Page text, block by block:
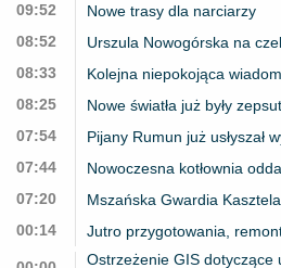
09:52
Nowe trasy dla narciarzy
08:52
Urszula Nowogórska na
08:33
Kolejna niepokojąca
08:25
Nowe światła już były
07:54
Pijany Rumun już usłyszał
07:44
Nowoczesna kotłownia
07:20
Mszańska Gwardia
00:14
Jutro przygotowania,
Ostrzeżenie GIS dotyczące